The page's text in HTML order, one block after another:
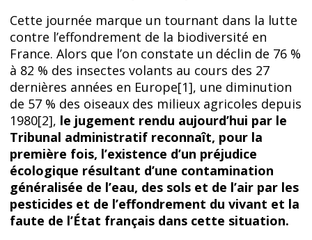
Cette journée marque un tournant dans la lutte
contre l’effondrement de la biodiversité en
France. Alors que l’on constate un déclin de 76 %
à 82 % des insectes volants au cours des 27
dernières années en Europe[1], une diminution
de 57 % des oiseaux des milieux agricoles depuis
1980[2], le jugement rendu aujourd’hui par le
Tribunal administratif reconnaît, pour la
première fois, l’existence d’un préjudice
écologique résultant d’une contamination
généralisée de l’eau, des sols et de l’air par les
pesticides et de l’effondrement du vivant et la
faute de l’État français dans cette situation.